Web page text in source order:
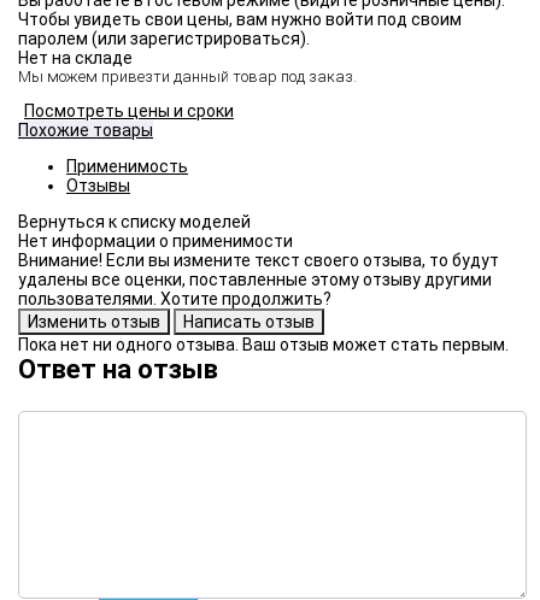
Чтобы увидеть свои цены, вам нужно войти под своим
паролем (или зарегистрироваться).
Нет на складе
Мы можем привезти данный товар под заказ.
Посмотреть цены и сроки
Похожие товары
Применимость
Отзывы
Нет информации о применимости
Внимание! Если вы измените текст своего отзыва, то будут
удалены все оценки, поставленные этому отзыву другими
пользователями. Хотите продолжить?
Пока нет ни одного отзыва. Ваш отзыв может стать первым.
Ответ на отзыв